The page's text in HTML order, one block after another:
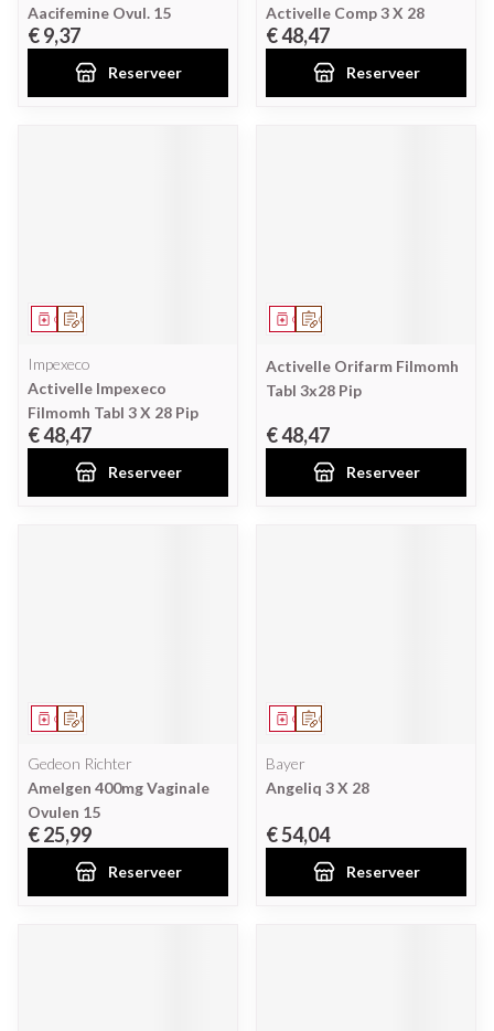
Aacifemine Ovul. 15
€ 9,37
Reserveer
Activelle Comp 3 X 28
€ 48,47
Reserveer
Op voorschrift
Geneesmiddel
Impexeco
Activelle Impexeco
Filmomh Tabl 3 X 28 Pip
€ 48,47
Reserveer
Op voorschrift
Geneesmiddel
Activelle Orifarm Filmomh
Tabl 3x28 Pip
€ 48,47
Reserveer
Op voorschrift
Geneesmiddel
Gedeon Richter
Amelgen 400mg Vaginale
Ovulen 15
€ 25,99
Reserveer
Op voorschrift
Geneesmiddel
Bayer
Angeliq 3 X 28
€ 54,04
Reserveer